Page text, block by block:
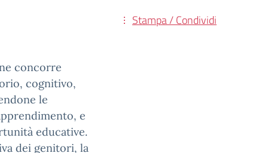
Stampa / Condividi
concorre
cognitivo,
le
e
educative.
dei genitori, la